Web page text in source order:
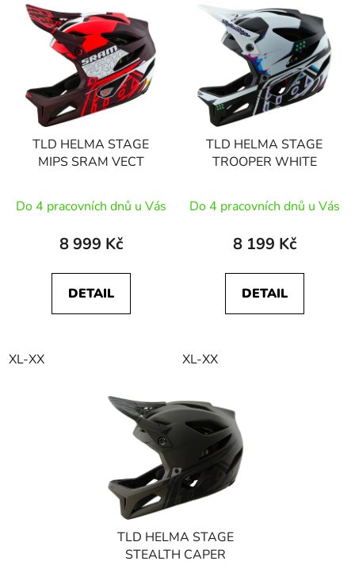
TLD HELMA STAGE
MIPS SRAM VECT
Do 4 pracovních dnů u Vás
8 999 Kč
DETAIL
XL-XX
TLD HELMA STAGE
TROOPER WHITE
Do 4 pracovních dnů u Vás
8 199 Kč
DETAIL
XL-XX
TLD HELMA STAGE
STEALTH CAPER